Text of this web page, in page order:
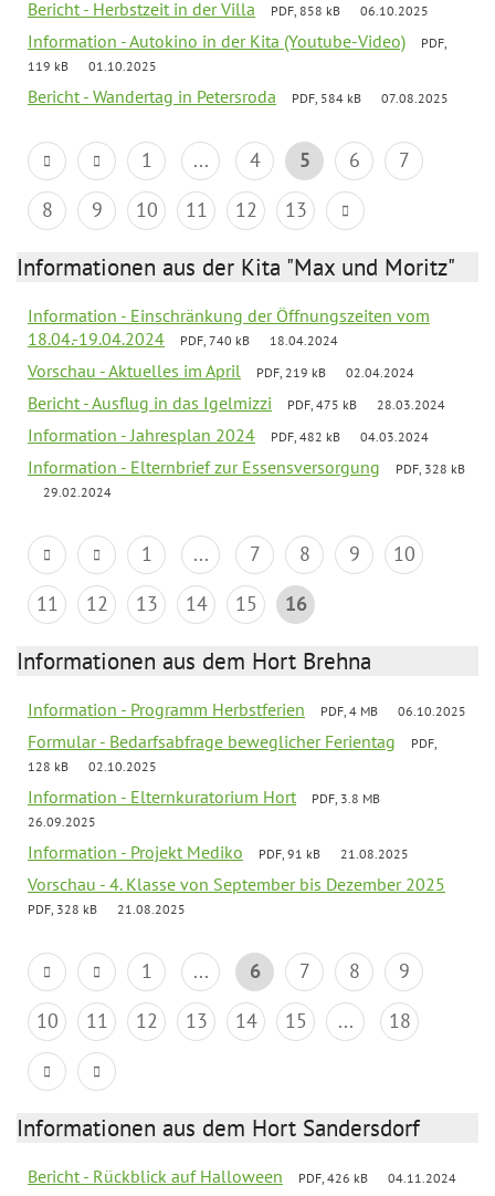
Bericht - Herbstzeit in der Villa PDF, 858 kB 06.10.2025
Information - Autokino in der Kita (Youtube-Video)
PDF,
119 kB
01.10.2025
Bericht - Wandertag in Petersroda PDF, 584 kB 07.08.2025
1 ... 4 5 6
7
8
9 10 11 12 13
Informationen aus der Kita "Max und Moritz"
Information - Einschränkung der Öffnungszeiten vom
18.04.-19.04.2024
PDF, 740 kB 18.04.2024
Vorschau - Aktuelles im April PDF, 219 kB 02.04.2024
Bericht - Ausflug in das Igelmizzi PDF, 475 kB 28.03.2024
Information - Jahresplan 2024 PDF, 482 kB 04.03.2024
Information - Elternbrief zur Essensversorgung
PDF, 328 kB
29.02.2024
1 ... 7 8 9
10
11
12 13 14 15 16
Informationen aus dem Hort Brehna
Information - Programm Herbstferien PDF, 4 MB 06.10.2025
Formular - Bedarfsabfrage beweglicher Ferientag
PDF,
128 kB
02.10.2025
Information - Elternkuratorium Hort
PDF, 3.8 MB
26.09.2025
Information - Projekt Mediko PDF, 91 kB 21.08.2025
Vorschau - 4. Klasse von September bis Dezember 2025
PDF, 328 kB 21.08.2025
1 ... 6 7 8
9
10
11 12 13 14 15 ... 18
Informationen aus dem Hort Sandersdorf
Bericht - Rückblick auf Halloween PDF, 426 kB 04.11.2024